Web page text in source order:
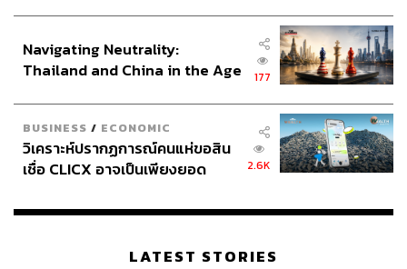
Navigating Neutrality:
Thailand and China in the Age
177
BUSINESS / ECONOMIC
วิเคราะห์ปรากฏการณ์คนแห่ขอสิน
เชื่อ CLICX อาจเป็นเพียงยอด
เรือนไทยที่ถูกซุกไว้
2.6K
LATEST STORIES